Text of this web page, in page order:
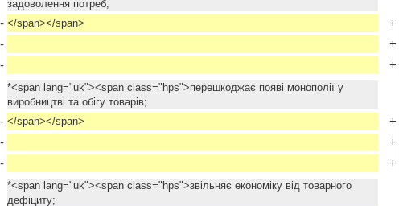
задоволення потреб;
- </span></span> +
-
+
-
+
*<span lang="uk"><span class="hps">перешкоджає появі монополії у
виробництві та обігу товарів;
- </span></span> +
-
+
-
+
*<span lang="uk"><span class="hps">звільняє економіку від товарного
дефіциту;